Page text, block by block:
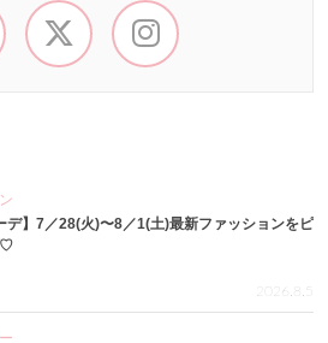
デ】7／28(火)〜8／1(土)最新ファッションをピ
♡
2026.8.5